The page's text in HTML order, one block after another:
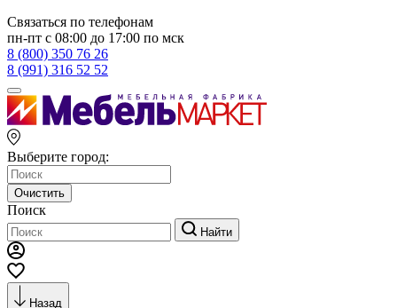
Связаться по телефонам
пн-пт с 08:00 до 17:00 по мск
8 (800) 350 76 26
8 (991) 316 52 52
Выберите город:
Очистить
Поиск
Найти
Назад